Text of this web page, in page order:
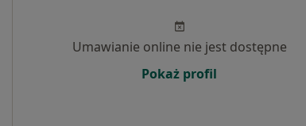
Umawianie online nie jest dostępne
Pokaż profil